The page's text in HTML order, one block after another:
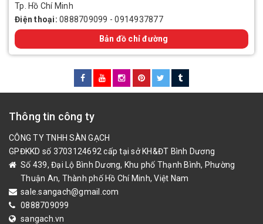
Tp. Hồ Chí Minh
Điện thoại: 0888709099 -0914937877
Bản đồ chỉ đường
Thông tin công ty
CÔNG TY TNHH SÀN GẠCH
GPĐKKD số 3703124692 cấp tại sở KH&ĐT Bình Dương
Số 439, Đại Lộ Bình Dương, Khu phố Thạnh Bình, Phường
Thuận An, Thành phố Hồ Chí Minh, Việt Nam
sale.sangach@gmail.com
0888709099
sangach.vn